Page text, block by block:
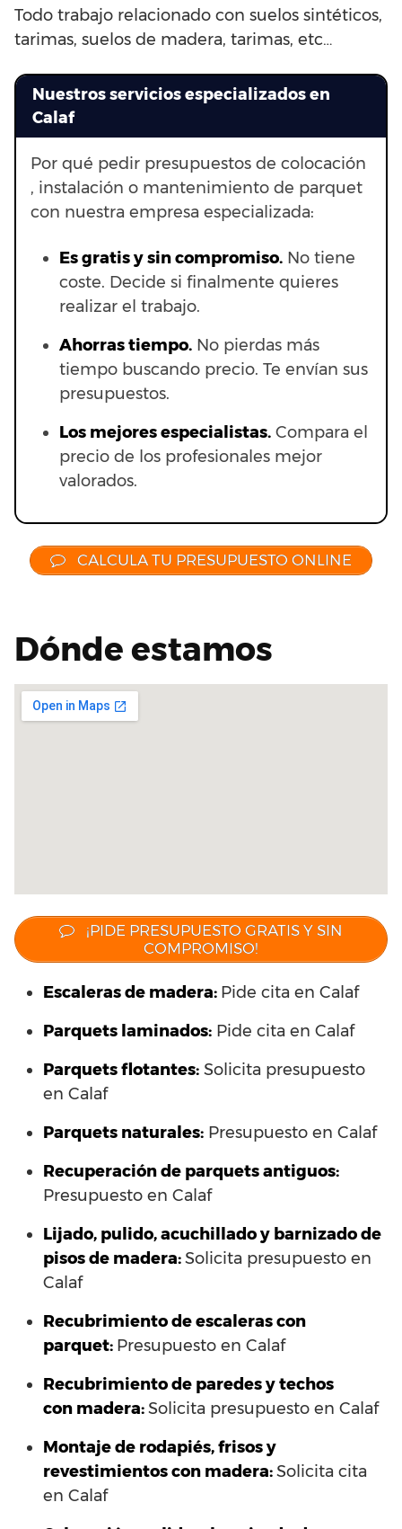
Todo trabajo relacionado con suelos sintéticos,
tarimas, suelos de madera, tarimas, etc…
Nuestros servicios especializados en
Calaf
Por qué pedir presupuestos de colocación
, instalación o mantenimiento de parquet
con nuestra empresa especializada:
Es gratis y sin compromiso. No tiene
coste. Decide si finalmente quieres
realizar el trabajo.
Ahorras tiempo. No pierdas más
tiempo buscando precio. Te envían sus
presupuestos.
Los mejores especialistas. Compara el
precio de los profesionales mejor
valorados.
CALCULA TU PRESUPUESTO ONLINE
Dónde estamos
¡PIDE PRESUPUESTO GRATIS Y SIN
COMPROMISO!
Escaleras de madera: Pide cita en Calaf
Parquets laminados: Pide cita en Calaf
Parquets flotantes: Solicita presupuesto
en Calaf
Parquets naturales: Presupuesto en Calaf
Recuperación de parquets antiguos:
Presupuesto en Calaf
Lijado, pulido, acuchillado y barnizado de
pisos de madera:Solicita presupuesto en
Calaf
Recubrimiento de escaleras con
parquet: Presupuesto en Calaf
Recubrimiento de paredes y techos
con madera:Solicita presupuesto en Calaf
Montaje de rodapiés, frisos y
revestimientos con madera:Solicita cita
en Calaf